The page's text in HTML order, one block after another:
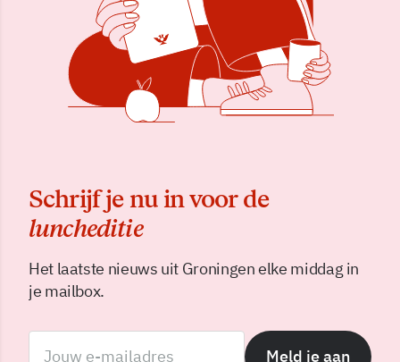
Schrijf je nu in voor de
luncheditie
Het laatste nieuws uit Groningen elke middag in
je mailbox.
Meld je aan